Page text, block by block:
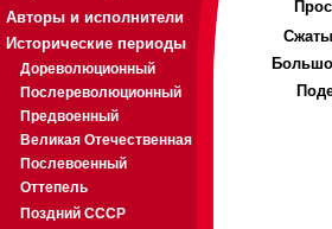
Авторы и исполнители
Исторические периоды
Дореволюционный
Послереволюционный
Предвоенный
Великая Отечественная
Послевоенный
Оттепель
Поздний СССР